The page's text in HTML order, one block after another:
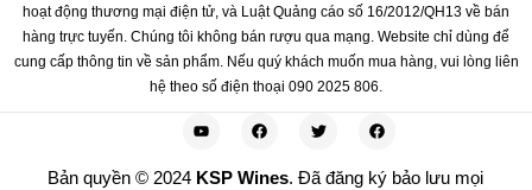
hoạt động thương mại điện tử, và Luật Quảng cáo số 16/2012/QH13 về bán
hàng trực tuyến. Chúng tôi không bán rượu qua mạng. Website chỉ dùng để
cung cấp thông tin về sản phẩm. Nếu quý khách muốn mua hàng, vui lòng liên
hệ theo số điện thoại 090 2025 806.
Bản quyền © 2024 KSP Wines. Đã đăng ký bảo lưu mọi